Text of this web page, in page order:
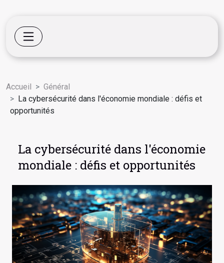
Accueil
Général
La cybersécurité dans l'économie mondiale : défis et
opportunités
La cybersécurité dans l'économie
mondiale : défis et opportunités